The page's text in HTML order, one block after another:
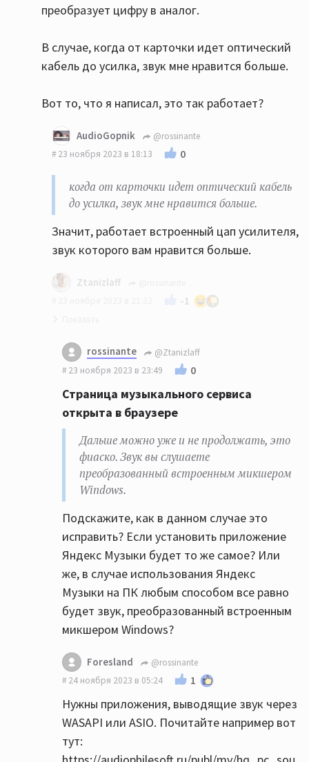
преобразует цифру в аналог.
В случае, когда от карточки идет оптический
кабель до усилка, звук мне нравится больше.
Вот то, что я написал, это так работает?
AudioGopnik
@rossinante
23 ноября 2023 в 18:13
0
когда от карточки идет оптический кабель
до усилка, звук мне нравится больше.
Значит, работает встроенный цап усилителя,
звук которого вам нравится больше.
Ztanizlaff
-1
Страница музыкального сервиса открыта
в браузере
фиаско. Звук вы слушаете преобразованный
встроенным микшером Windows.
наче говоря, если так верно сказать,
работает ЦАП усилителя?
Все верно, но он там совсем начальный и
простой, выделите бюджет на цап хотяб
350$, это не так много но прирост будет
заметный.
Вон на Озон скидки пока, дешвле чем на Ali
все.
SMSL DO400 отличный цап еще и усилок для
наушников норм.
https://ozon.ru/t/nBdEBGN
SMSL SU-9 ultra вышел новый, очень хороший
цап, а теперь еще и на AKM наконец-то.
https://ozon.ru/t/nBdEYRe
В случае, когда от карточки идет
оптический кабель до усилка, звук мне
rossinante
@Ztanizlaff
23 ноября 2023 в 23:49
0
Страница музыкального сервиса
открыта в браузере
Дальше можно уже и не продолжать, это
фиаско. Звук вы слушаете
преобразованный встроенным микшером
Windows.
Подскажите, как в данном случае это
исправить? Если установить приложение
Яндекс Музыки будет то же самое? Или
же, в случае использования Яндекс
Музыки на ПК любым способом все равно
будет звук, преобразованный встроенным
микшером Windows?
Foresland
@rossinante
24 ноября 2023 в 05:24
1
Нужны приложения, выводящие звук через
WASAPI или ASIO. Почитайте например вот
тут: